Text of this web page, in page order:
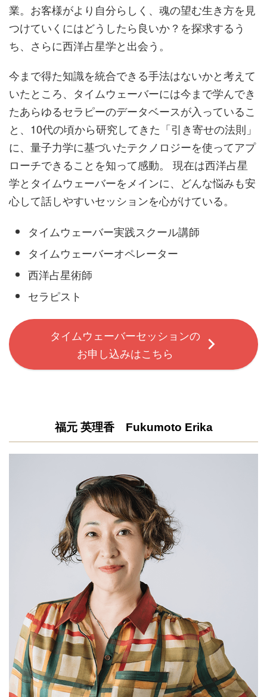
業。お客様がより自分らしく、魂の望む生き方を見
つけていくにはどうしたら良いか？を探求するう
ち、さらに西洋占星学と出会う。
今まで得た知識を統合できる手法はないかと考えて
いたところ、タイムウェーバーには今まで学んでき
たあらゆるセラピーのデータベースが入っているこ
と、10代の頃から研究してきた「引き寄せの法則」
に、量子力学に基づいたテクノロジーを使ってアプ
ローチできることを知って感動。 現在は西洋占星
学とタイムウェーバーをメインに、どんな悩みも安
心して話しやすいセッションを心がけている。
タイムウェーバー実践スクール講師
タイムウェーバーオペレーター
西洋占星術師
セラピスト
タイムウェーバーセッションの
お申し込みはこちら
福元 英理香 Fukumoto Erika